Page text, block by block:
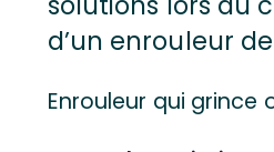
d’un enrouleur
Enrouleur qui grince